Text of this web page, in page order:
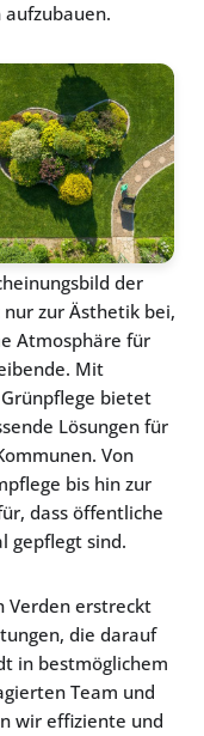
der
zur Ästhetik bei,
Atmosphäre für
Mit
bietet
Lösungen für
Von
bis hin zur
dass öffentliche
gepflegt sind.
Verden erstreckt
die darauf
in bestmöglichem
Team und
wir effiziente und